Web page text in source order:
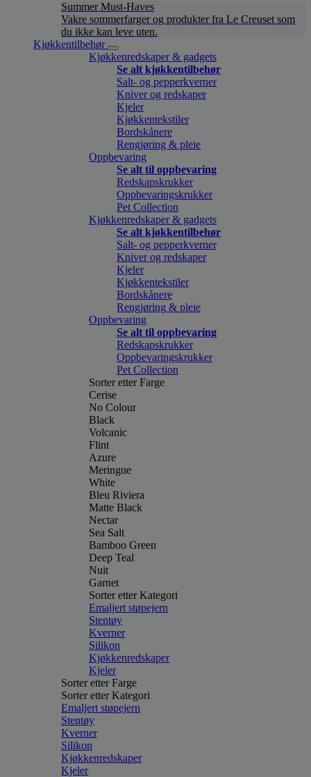
Summer Must-Haves
Vakre sommerfarger og produkter fra Le Creuset som
du ikke kan leve uten.
Kjøkkentilbehør
Kjøkkenredskaper & gadgets
Se alt kjøkkentilbehør
Salt- og pepperkverner
Kniver og redskaper
Kjeler
Kjøkkentekstiler
Bordskånere
Rengjøring & pleie
Oppbevaring
Se alt til oppbevaring
Redskapskrukker
Oppbevaringskrukker
Pet Collection
Kjøkkenredskaper & gadgets
Se alt kjøkkentilbehør
Salt- og pepperkverner
Kniver og redskaper
Kjeler
Kjøkkentekstiler
Bordskånere
Rengjøring & pleie
Oppbevaring
Se alt til oppbevaring
Redskapskrukker
Oppbevaringskrukker
Pet Collection
Sorter etter Farge
Cerise
No Colour
Black
Volcanic
Flint
Azure
Meringue
White
Bleu Riviera
Matte Black
Nectar
Sea Salt
Bamboo Green
Deep Teal
Nuit
Garnet
Sorter etter Kategori
Emaljert støpejern
Stentøy
Kverner
Silikon
Kjøkkenredskaper
Kjeler
Sorter etter Farge
Sorter etter Kategori
Emaljert støpejern
Stentøy
Kverner
Silikon
Kjøkkenredskaper
Kjeler